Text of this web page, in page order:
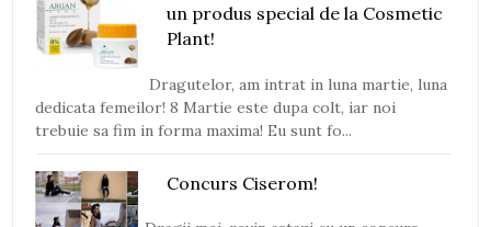
un produs special de la Cosmetic
Plant!
Dragutelor, am intrat in luna martie, luna
dedicata femeilor! 8 Martie este dupa colt, iar noi
trebuie sa fim in forma maxima! Eu sunt fo...
Concurs Ciserom!